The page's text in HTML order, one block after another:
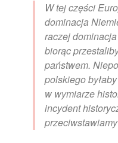
W tej części
dominacja
raczej
biorąc
państwem.
polskiego
w wymiarze
incydent
przeciwstawiamy